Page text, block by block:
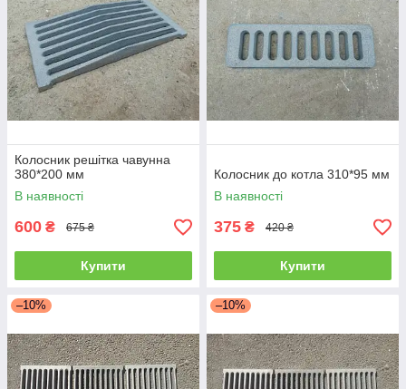
Колосник решітка чавунна
380*200 мм
В наявності
600 ₴ 675 ₴
Купити
Колосник до котла 310*95 мм
В наявності
375 ₴ 420 ₴
Купити
–10% –10%